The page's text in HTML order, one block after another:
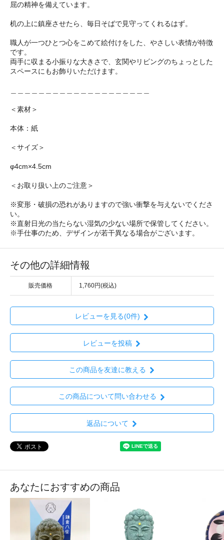
屈の精神を備えています。
机の上に鎮座させたら、毎日そばで見守ってくれるはず。
職人が一つひとつ心をこめて絵付けをした、やさしい表情が特徴
です。
両手に収まる小振りな大きさで、玄関やリビングのちょっとした
スペースにもお飾りいただけます。
＜素材＞
本体：紙
＜サイズ＞
φ4cm×4.5cm
＜お取り扱い上のご注意＞
※変形・破損の恐れがありますので強い衝撃を与えないでくださ
い。
※直射日光の当たらない湿気の少ない場所で保管してください。
※手仕事のため、デザインが若干異なる場合がございます。
その他の詳細情報
販売価格 1,760円(税込)
レビューを見る(0件)
レビューを投稿
この商品を友達に教える
この商品について問い合わせる
返品について
あなたにおすすめの商品